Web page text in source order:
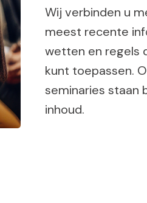
Wij verbinden u
meest recente
wetten en regels
kunt toepassen.
seminaries staan
inhoud.